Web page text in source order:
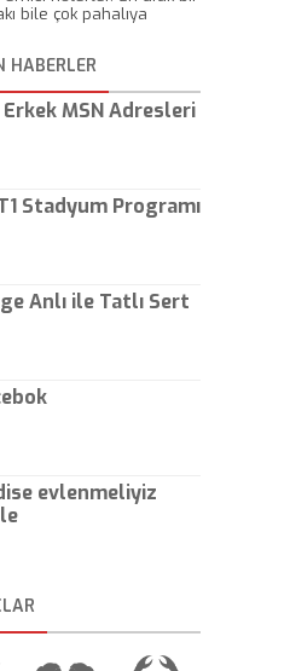
bile çok pahalıya
- Kayhan
HABERLER
Erkek MSN Adresleri
Stadyum Programı
Anlı ile Tatlı Sert
evlenmeliyiz